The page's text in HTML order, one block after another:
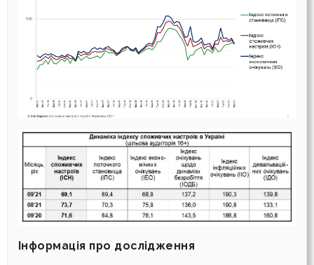
Інформація про дослідження